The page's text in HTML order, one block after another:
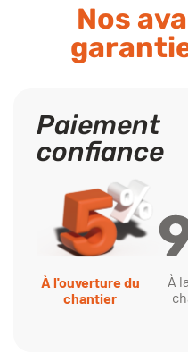
Nos
Paiement
confiance
À l'ouverture du
chantier
À